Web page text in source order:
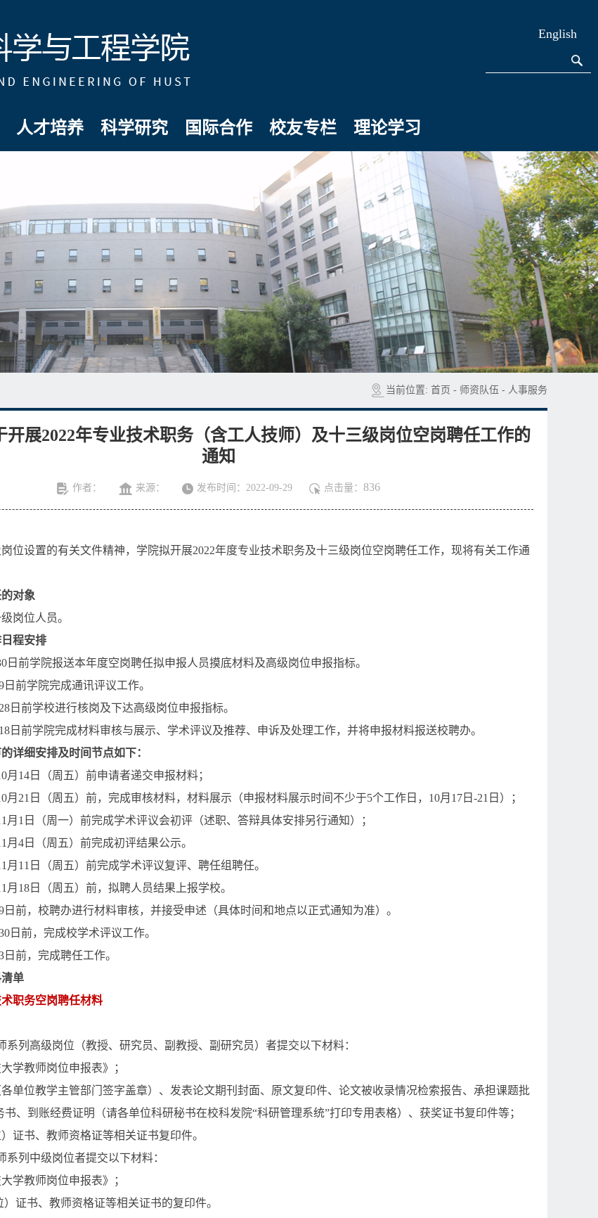
English
人才培养 科学研究 国际合作 校友专栏 理论学习
当前位置: 首页 - 师资队伍 - 人事服务
开展2022年专业技术职务（含工人技师）及十三级岗位空岗聘任工作的
通知
作者： 来源： 发布时间：2022-09-29 点击量： 836
位设置的有关文件精神，学院拟开展2022年度专业技术职务及十三级岗位空岗聘任工作，现将有关工作通
对象
岗位人员。
程安排
日前学院报送本年度空岗聘任拟申报人员摸底材料及高级岗位申报指标。
日前学院完成通讯评议工作。
28 日前学校进行核岗及下达高级岗位申报指标。
18 日前学院完成材料审核与展示、学术评议及推荐、申诉及处理工作，并将申报材料报送校聘办。
详细安排及时间节点如下：
月 14 日（周五）前申请者递交申报材料；
月 21 日（周五）前，完成审核材料，材料展示（申报材料展示时间不少于5个工作日， 10月 17 日 -21 日）；
月 1 日（周一）前完成学术评议会初评（述职、答辩具体安排另行通知）；
月 4 日（周五）前完成初评结果公示。
月 11 日（周五）前完成学术评议复评、聘任组聘任。
月 18 日（周五）前，拟聘人员结果上报学校。
日前，校聘办进行材料审核，并接受申述（具体时间和地点以正式通知为准）。
日前，完成校学术评议工作。
日前，完成聘任工作。
单
术职务空岗聘任材料
系列高级岗位（教授、研究员、副教授、副研究员）者提交以下材料：
学教师岗位申报表》；
单位教学主管部门签字盖章）、发表论文期刊封面、原文复印件、论文被收录情况检索报告、承担课题批
、到账经费证明（请各单位科研秘书在校科发院“科研管理系统”打印专用表格）、获奖证书复印件等；
证书、教师资格证等相关证书复印件。
系列中级岗位者提交以下材料：
学教师岗位申报表》；
证书、教师资格证等相关证书的复印件。